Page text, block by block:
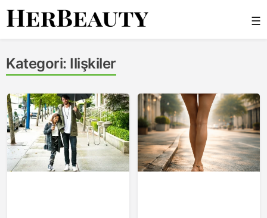
Skip
☰
Kategori: Ilişkiler